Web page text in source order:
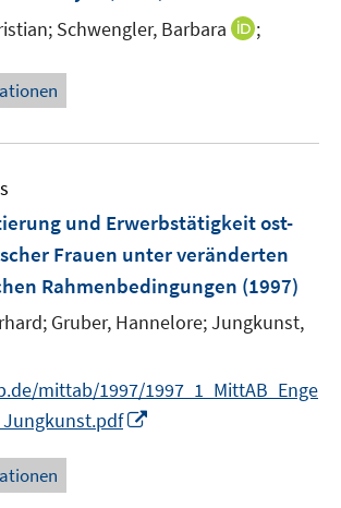
Schwengler, Barbara
I
e
n
s
t
ö
;
und Erwerbstätigkeit ost-
Frauen unter veränderten
Rahmenbedingungen (1997)
Gruber, Hannelore;Jungkunst,
mittab/1997/1997_1_MittAB_Enge